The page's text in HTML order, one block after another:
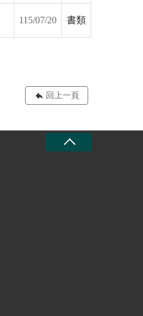
115/07/20 書類
回上一頁